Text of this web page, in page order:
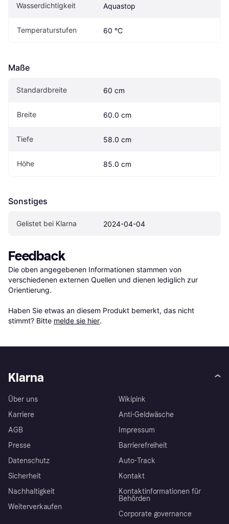
Wasserdichtigkeit Aquastop
Temperaturstufen 60 °C
Maße
Standardbreite 60 cm
Breite 60.0 cm
Tiefe 58.0 cm
Höhe 85.0 cm
Sonstiges
Gelistet bei Klarna 2024-04-04
Feedback
Die oben angegebenen Informationen stammen von
verschiedenen externen Quellen und dienen lediglich zur
Orientierung.
Haben Sie etwas an diesem Produkt bemerkt, das nicht
stimmt? Bitte melde sie hier.
Klarna
Über uns
Karriere
AGB
Presse
Datenschutz
Sicherheit
Nachhaltigkeit
Weiterverkaufen
Wikipink
Anti-Geldwäsche
Impressum
Barrierefreiheit
Auto-Track
Kontakt
Kontaktinformationen für
Behörden
Corporate governance